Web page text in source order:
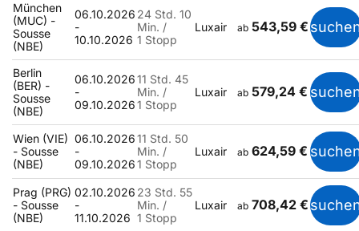
München
(MUC) -
Sousse
(NBE)
06.10.2026
-
10.10.2026
24 Std. 10
Min. /
1 Stopp
Luxair ab 543,59 €
Berlin
(BER) -
Sousse
(NBE)
06.10.2026
-
09.10.2026
11 Std. 45
Min. /
1 Stopp
Luxair ab 579,24 €
Wien (VIE)
- Sousse
(NBE)
06.10.2026
-
09.10.2026
11 Std. 50
Min. /
1 Stopp
Luxair ab 624,59 €
Prag (PRG)
- Sousse
(NBE)
02.10.2026
-
11.10.2026
23 Std. 55
Min. /
1 Stopp
Luxair ab 708,42 €